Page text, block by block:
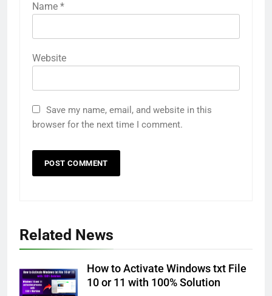
Name *
Website
Save my name, email, and website in this
browser for the next time I comment.
Related News
How to Activate Windows txt File
10 or 11 with 100% Solution
6
WINDOWS HOW TO GUIDE
How to Capture Full Page
Screenshot in Chrome
8
Odia All Professional Unicode
and Akruti Font Download